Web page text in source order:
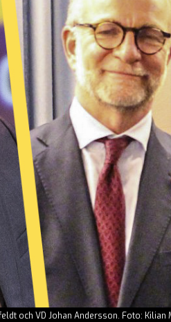
och VD Johan Andersson. Foto: Kilian